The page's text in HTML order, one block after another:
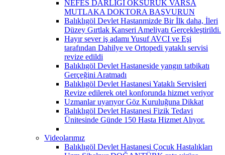
NEFES DARLIĞI ÖKSÜRÜK VARSA
MUTLAKA DOKTORA BAŞVURUN
Balıklıgöl Devlet Hastanmizde Bir İlk daha, İleri
Düzey Gırtlak Kanseri Ameliyatı Gerçekleştirildi.
Hayır sever iş adamı Yusuf AVCI ve Eşi
tarafından Dahilye ve Ortopedi yataklı servisi
revize edildi
Balıklıgöl Devlet Hastaneside yangın tatbikatı
Gerçeğini Aratmadı
Balıklıgöl Devlet Hastanesi Yataklı Servisleri
Revize edilerek otel konforunda hizmet veriyor
Uzmanlar uyarıyor Göz Kuruluğuna Dikkat
Balıklıgöl Devlet Hastanesi Fizik Tedavi
Ünitesinde Günde 150 Hasta Hizmet Alıyor.
Videolarımız
Balıklıgöl Devlet Hastanesi Çocuk Hastalıkları